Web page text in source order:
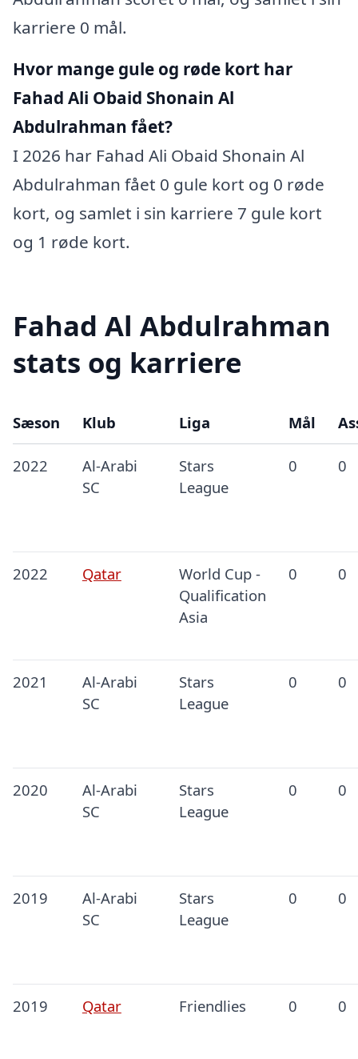
karriere 0 mål.
Hvor mange gule og røde kort har
Fahad Ali Obaid Shonain Al
Abdulrahman fået?
I 2026 har Fahad Ali Obaid Shonain Al
Abdulrahman fået 0 gule kort og 0 røde
kort, og samlet i sin karriere 7 gule kort
og 1 røde kort.
Fahad Al Abdulrahman
stats og karriere
Sæson Klub Liga Mål
2022
Al-Arabi
SC
Stars
League
0 0
2022 Qatar
World Cup -
Qualification
Asia
0 0
2021
Al-Arabi
SC
Stars
League
0 0
2020
Al-Arabi
SC
Stars
League
0 0
2019
Al-Arabi
SC
Stars
League
0 0
2019 Qatar Friendlies 0 0